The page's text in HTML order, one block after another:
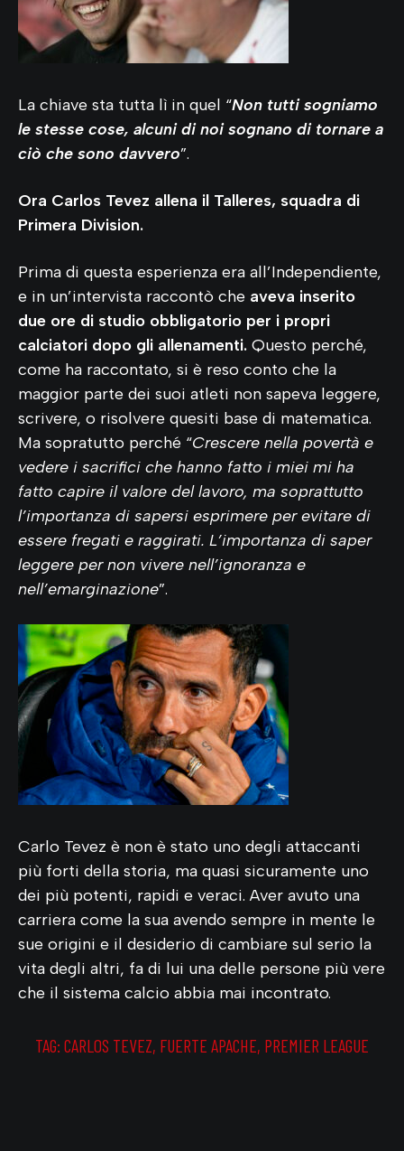
La chiave sta tutta lì in quel “Non tutti sogniamo
le stesse cose, alcuni di noi sognano di tornare a
ciò che sono davvero”.
Ora Carlos Tevez allena il Talleres, squadra di
Primera Division.
Prima di questa esperienza era all’Independiente,
e in un’intervista raccontò che aveva inserito
due ore di studio obbligatorio per i propri
calciatori dopo gli allenamenti. Questo perché,
come ha raccontato, si è reso conto che la
maggior parte dei suoi atleti non sapeva leggere,
scrivere, o risolvere quesiti base di matematica.
Ma sopratutto perché “Crescere nella povertà e
vedere i sacrifici che hanno fatto i miei mi ha
fatto capire il valore del lavoro, ma soprattutto
l’importanza di sapersi esprimere per evitare di
essere fregati e raggirati. L’importanza di saper
leggere per non vivere nell’ignoranza e
nell’emarginazione”.
Carlo Tevez è non è stato uno degli attaccanti
più forti della storia, ma quasi sicuramente uno
dei più potenti, rapidi e veraci. Aver avuto una
carriera come la sua avendo sempre in mente le
sue origini e il desiderio di cambiare sul serio la
vita degli altri, fa di lui una delle persone più vere
che il sistema calcio abbia mai incontrato.
TAG: CARLOS TEVEZ, FUERTE APACHE, PREMIER LEAGUE